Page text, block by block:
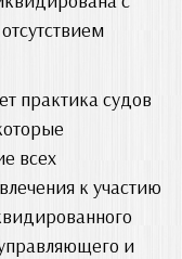
практика судов
всех
к участию
и